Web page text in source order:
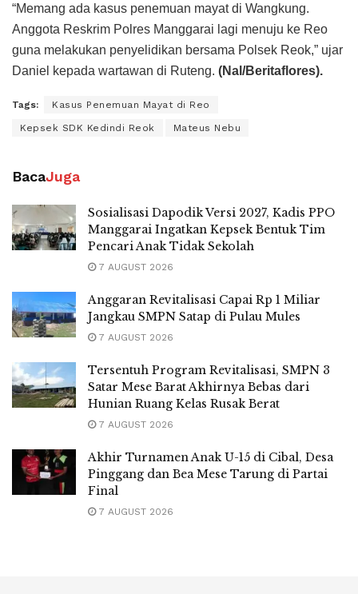
“Memang ada kasus penemuan mayat di Wangkung.
Anggota Reskrim Polres Manggarai lagi menuju ke Reo
guna melakukan penyelidikan bersama Polsek Reok,” ujar
Daniel kepada wartawan di Ruteng. (Nal/Beritaflores).
Tags: Kasus Penemuan Mayat di Reo
Kepsek SDK Kedindi Reok Mateus Nebu
BacaJuga
Sosialisasi Dapodik Versi 2027, Kadis PPO
Manggarai Ingatkan Kepsek Bentuk Tim
Pencari Anak Tidak Sekolah
7 AUGUST 2026
Anggaran Revitalisasi Capai Rp 1 Miliar
Jangkau SMPN Satap di Pulau Mules
7 AUGUST 2026
Tersentuh Program Revitalisasi, SMPN 3
Satar Mese Barat Akhirnya Bebas dari
Hunian Ruang Kelas Rusak Berat
7 AUGUST 2026
Akhir Turnamen Anak U-15 di Cibal, Desa
Pinggang dan Bea Mese Tarung di Partai
Final
7 AUGUST 2026